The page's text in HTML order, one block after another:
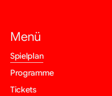
Menü
Navigation
überspringen
Spielplan
Programme
Tickets